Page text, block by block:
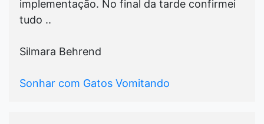
implementação. No final da tarde confirmei
tudo ..
Silmara Behrend
Sonhar com Gatos Vomitando